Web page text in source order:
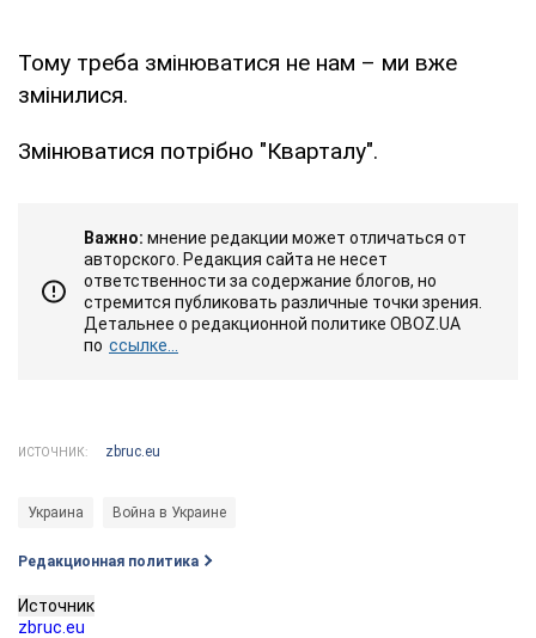
Тому треба змінюватися не нам – ми вже
змінилися.
Змінюватися потрібно "Кварталу".
Важно: мнение редакции может отличаться от
авторского. Редакция сайта не несет
ответственности за содержание блогов, но
стремится публиковать различные точки зрения.
Детальнее о редакционной политике OBOZ.UA
по ссылке...
ИСТОЧНИК: zbruc.eu
Украина Война в Украине
Редакционная политика
Источник
zbruc.eu